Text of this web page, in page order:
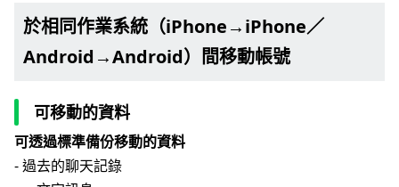
於相同作業系統（iPhone→iPhone／
Android→Android）間移動帳號
可移動的資料
可透過標準備份移動的資料
- 過去的聊天記錄